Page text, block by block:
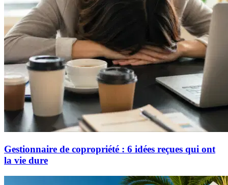
Gestionnaire de copropriété : 6 idées reçues qui ont
la vie dure